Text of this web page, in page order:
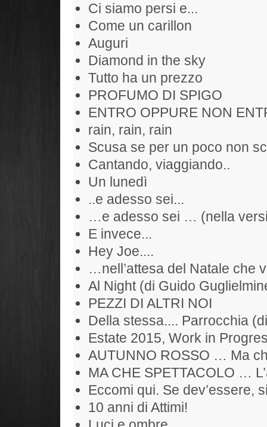
Ci siamo persi e...
Come un carillon
Auguri
Diamond in the sky
Tutto ha un prezzo
PROFUMO DI SPIGO
ENTRO OPPURE NON
rain, rain, rain
Scusa se per un poco non
Cantando, viaggiando..
Un lunedì
..e adesso sei...
…e adesso sei … (nella
E invece...
Hey Joe....
…nell’attesa del Natale che
Al Night (di Guido
PEZZI DI ALTRI NOI
Della stessa.... Parrocchia
Estate 2015, Work in
AUTUNNO ROSSO … Ma
MA CHE SPETTACOLO …
Eccomi qui. Se dev’essere,
10 anni di Attimi!